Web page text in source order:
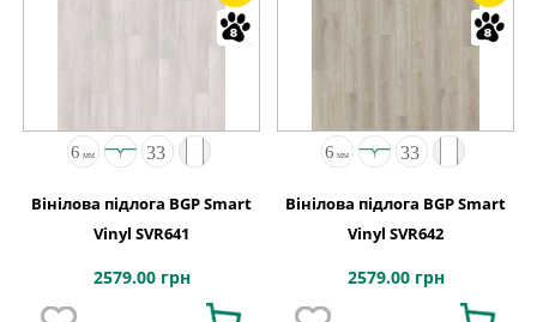
Вінілова підлога BGP Smart
Vinyl SVR641
2579.00 грн
Вінілова підлога BGP Smart
Vinyl SVR642
2579.00 грн